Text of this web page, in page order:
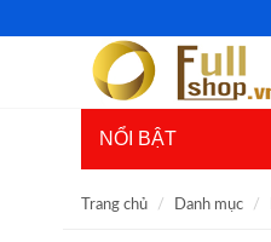
NỔI BẬT
Trang chủ Danh mục